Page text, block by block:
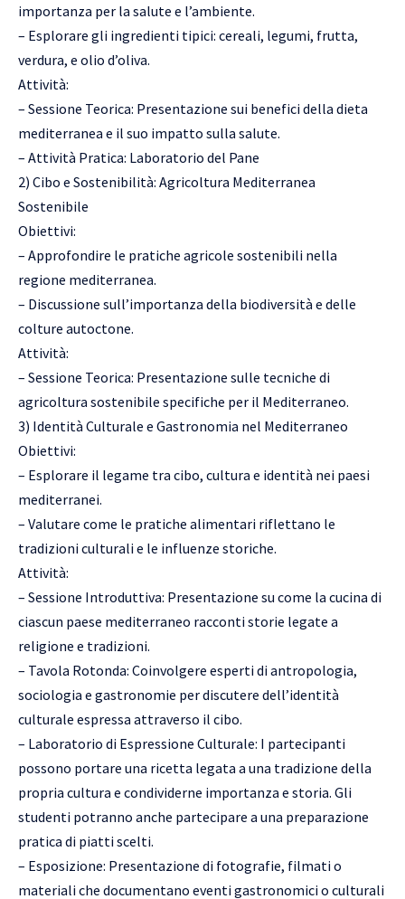
importanza per la salute e l’ambiente.
– Esplorare gli ingredienti tipici: cereali, legumi, frutta,
verdura, e olio d’oliva.
Attività:
– Sessione Teorica: Presentazione sui benefici della dieta
mediterranea e il suo impatto sulla salute.
– Attività Pratica: Laboratorio del Pane
2) Cibo e Sostenibilità: Agricoltura Mediterranea
Sostenibile
Obiettivi:
– Approfondire le pratiche agricole sostenibili nella
regione mediterranea.
– Discussione sull’importanza della biodiversità e delle
colture autoctone.
Attività:
– Sessione Teorica: Presentazione sulle tecniche di
agricoltura sostenibile specifiche per il Mediterraneo.
3) Identità Culturale e Gastronomia nel Mediterraneo
Obiettivi:
– Esplorare il legame tra cibo, cultura e identità nei paesi
mediterranei.
– Valutare come le pratiche alimentari riflettano le
tradizioni culturali e le influenze storiche.
Attività:
– Sessione Introduttiva: Presentazione su come la cucina di
ciascun paese mediterraneo racconti storie legate a
religione e tradizioni.
– Tavola Rotonda: Coinvolgere esperti di antropologia,
sociologia e gastronomie per discutere dell’identità
culturale espressa attraverso il cibo.
– Laboratorio di Espressione Culturale: I partecipanti
possono portare una ricetta legata a una tradizione della
propria cultura e condividerne importanza e storia. Gli
studenti potranno anche partecipare a una preparazione
pratica di piatti scelti.
– Esposizione: Presentazione di fotografie, filmati o
materiali che documentano eventi gastronomici o culturali